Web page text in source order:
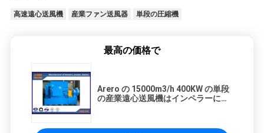
高速遠心送風機 産業ファン送風器 単段の圧縮機
最高の価格で
Arero の 15000m3/h 400KW の単段
の産業遠心送風機はインペラーに金